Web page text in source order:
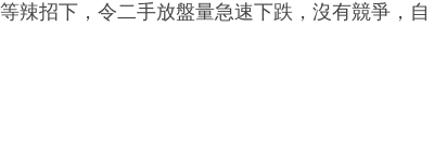
辣招下，令二手放盤量急速下跌，沒有競爭，自